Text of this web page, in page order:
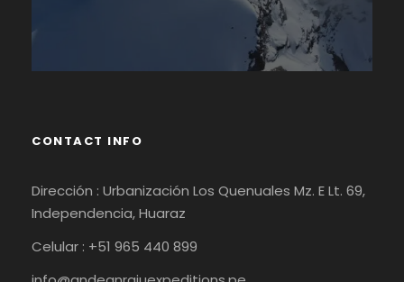
CONTACT INFO
Dirección : Urbanización Los Quenuales Mz. E Lt. 69,
Independencia, Huaraz
Celular : +51 965 440 899